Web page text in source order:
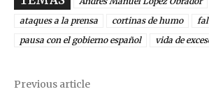
ataques a la prensa
cortinas de humo
pausa con el gobierno español
vida de
Previous article